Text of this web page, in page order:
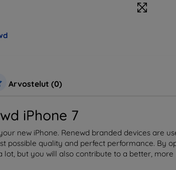
Arvostelut (0)
iPhone 7
new iPhone. Renewd branded devices are
possible quality and perfect performance. By
lot, but you will also contribute to a better, more